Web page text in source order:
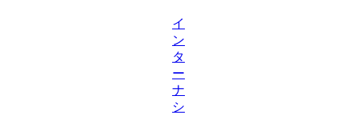
イ
ン
タ
ー
ナ
シ